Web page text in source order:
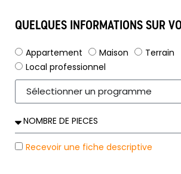
QUELQUES INFORMATIONS SUR
Appartement Maison
Terrain
Local professionnel
Recevoir une fiche descriptive